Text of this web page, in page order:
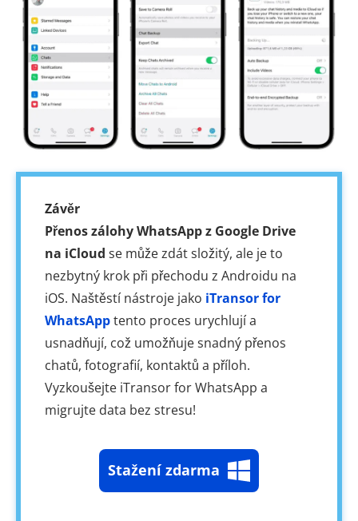
Závěr
Přenos zálohy WhatsApp z Google Drive
na iCloud se může zdát složitý, ale je to
nezbytný krok při přechodu z Androidu na
iOS. Naštěstí nástroje jako iTransor for
WhatsApptento proces urychlují a
usnadňují, což umožňuje snadný přenos
chatů, fotografií, kontaktů a příloh.
Vyzkoušejte iTransor for WhatsApp a
migrujte data bez stresu!
Stažení zdarma